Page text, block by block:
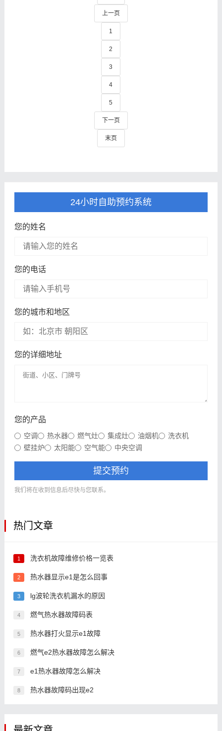
上一页
1
2
3
4
5
下一页
末页
24小时自助预约系统
您的姓名
您的电话
您的城市和地区
您的详细地址
您的产品
空调 热水器 燃气灶 集成灶 油烟机
洗衣机
壁挂炉
太阳能 空气能 中央空调
提交预约
我们将在收到信息后尽快与您联系。
热门文章
1 洗衣机故障维修价格一览表
2 热水器显示e1是怎么回事
3 lg波轮洗衣机漏水的原因
4 燃气热水器故障码表
5 热水器打火显示e1故障
6 燃气e2热水器故障怎么解决
7 e1热水器故障怎么解决
8 热水器故障码出现e2